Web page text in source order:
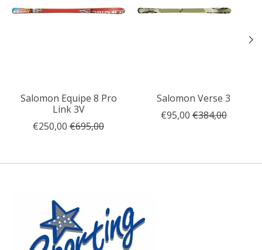
Salomon Equipe 8 Pro
Link 3V
€250,00 €695,00
Salomon Verse 3
€95,00 €384,00